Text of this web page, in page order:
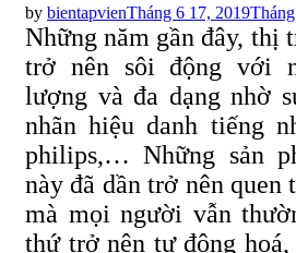
by bientapvienPosted
on
Tháng 6 17, 2019
Những năm gần đây, thị
trở nên sôi động với
lượng và đa dạng nhờ
nhãn hiệu danh tiếng
philips,… Những sản
này đã dần trở nên quen
mà mọi người vẫn
thứ trở nên tự động